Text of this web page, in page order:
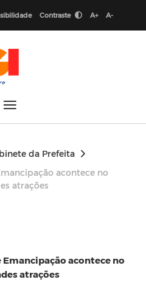
Contraste A+ A-
da Prefeita
acontece no
atrações
Emancipação acontece no
atrações